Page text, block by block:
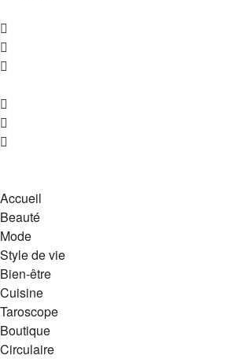
Accueil
Beauté
Mode
Style de vie
Bien-être
Cuisine
Taroscope
Boutique
Circulaire